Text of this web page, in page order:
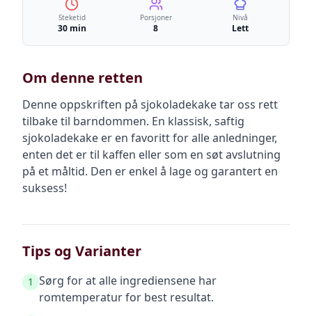
Steketid
30 min
Porsjoner
8
Nivå
Lett
Om denne retten
Denne oppskriften på sjokoladekake tar oss rett
tilbake til barndommen. En klassisk, saftig
sjokoladekake er en favoritt for alle anledninger,
enten det er til kaffen eller som en søt avslutning
på et måltid. Den er enkel å lage og garantert en
suksess!
Tips og Varianter
1 Sørg for at alle ingrediensene har
romtemperatur for best resultat.